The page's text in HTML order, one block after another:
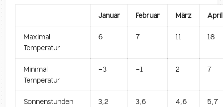
Januar Februar März April
Maximal
Temperatur
6 7 11 18
Minimal
Temperatur
-3 -1 2 7
Sonnenstunden
3,2 3,6 4,6 5,7